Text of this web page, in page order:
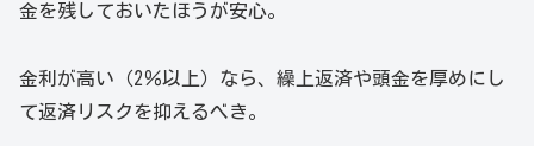
金を残しておいたほうが安心。
金利が高い（2％以上）なら、繰上返済や頭金を厚めにし
て返済リスクを抑えるべき。